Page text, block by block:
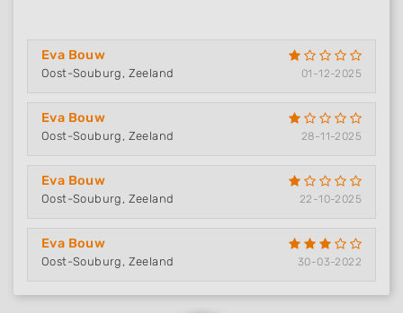
Eva Bouw
Oost-Souburg, Zeeland 01-12-2025
Eva Bouw
Oost-Souburg, Zeeland 28-11-2025
Eva Bouw
Oost-Souburg, Zeeland 22-10-2025
Eva Bouw
Oost-Souburg, Zeeland 30-03-2022